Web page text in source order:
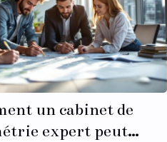
un cabinet de
expert peut